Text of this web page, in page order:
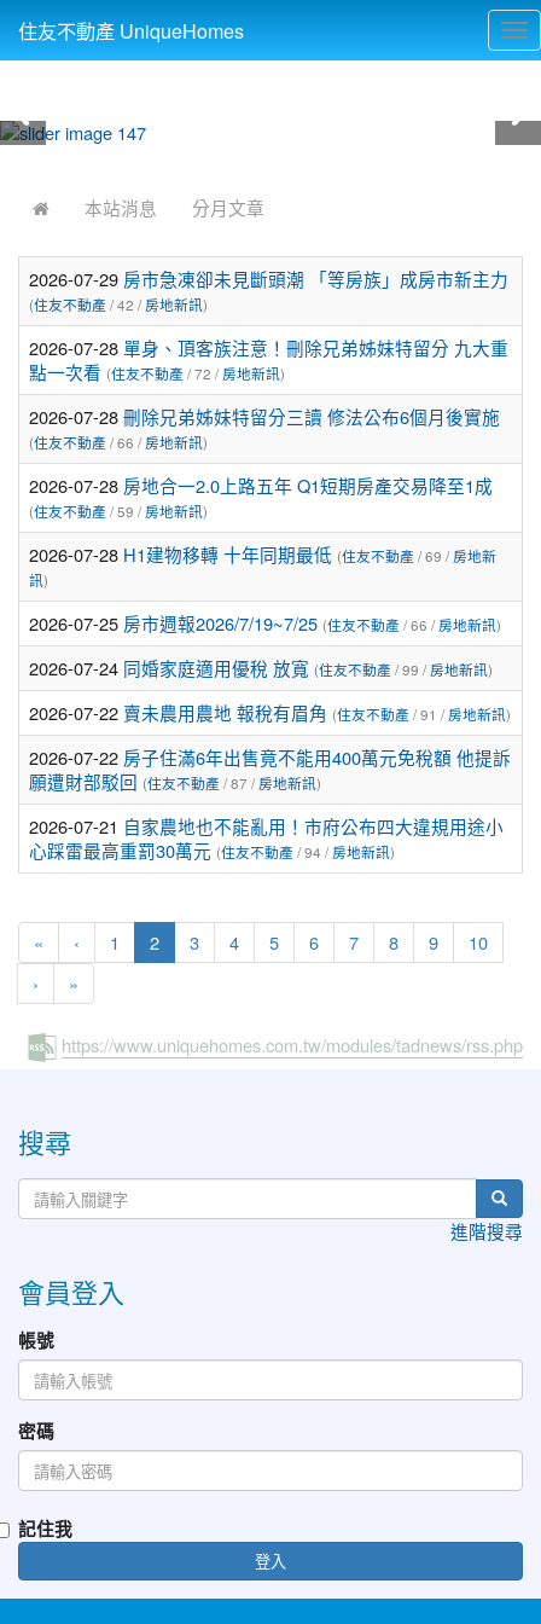
住友不動產 UniqueHomes
本站消息 分月文章
2026-07-29 房市急凍卻未見斷頭潮 「等房族」成房市新主力
(住友不動產 / 42 / 房地新訊)
2026-07-28 單身、頂客族注意！刪除兄弟姊妹特留分 九大重
點一次看 (住友不動產 / 72 / 房地新訊)
2026-07-28刪除兄弟姊妹特留分三讀 修法公布6個月後實施
(住友不動產 / 66 / 房地新訊)
2026-07-28 房地合一2.0上路五年 Q1短期房產交易降至1成
(住友不動產 / 59 / 房地新訊)
2026-07-28 H1建物移轉 十年同期最低 (住友不動產 / 69 / 房地新
訊)
2026-07-25 房市週報2026/7/19~7/25 (住友不動產 / 66 / 房地新訊)
2026-07-24 同婚家庭適用優稅 放寬 (住友不動產 / 99 / 房地新訊)
2026-07-22 賣未農用農地 報稅有眉角 (住友不動產 / 91 / 房地新訊)
2026-07-22 房子住滿6年出售竟不能用400萬元免稅額 他提訴
願遭財部駁回 (住友不動產 / 87 / 房地新訊)
2026-07-21 自家農地也不能亂用！市府公布四大違規用途小
心踩雷最高重罰30萬元 (住友不動產 / 94 / 房地新訊)
« ‹ 1 2(current)
3 4 5 6 7 8 9
10
›
»
https://www.uniquehomes.com.tw/modules/tadnews/rss.php
搜尋
進階搜尋
會員登入
帳號
密碼
記住我
登入